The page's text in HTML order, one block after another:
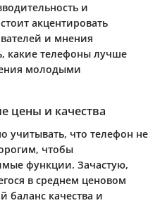
и
акцентировать
и мнения
какие телефоны лучше
молодыми
цены и качества
учитывать, что телефон не
чтобы
функции. Зачастую,
в среднем ценовом
баланс качества и